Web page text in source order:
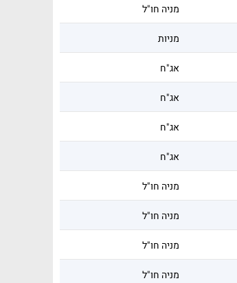
מניה חו"ל
מניות
אג"ח
אג"ח
אג"ח
אג"ח
מניה חו"ל
מניה חו"ל
מניה חו"ל
מניה חו"ל